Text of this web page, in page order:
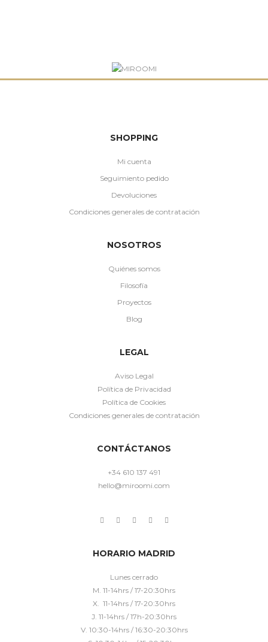
SHOPPING
Mi cuenta
Seguimiento pedido
Devoluciones
Condiciones generales de contratación
NOSOTROS
Quiénes somos
Filosofía
Proyectos
Blog
LEGAL
Aviso Legal
Política de Privacidad
Política de Cookies
Condiciones generales de contratación
CONTÁCTANOS
+34 610 137 491
hello@miroomi.com
HORARIO MADRID
Lunes cerrado
M. 11-14hrs / 17-20:30hrs
X. 11-14hrs / 17-20:30hrs
J. 11-14hrs / 17h-20:30hrs
V. 10:30-14hrs / 16:30-20:30hrs